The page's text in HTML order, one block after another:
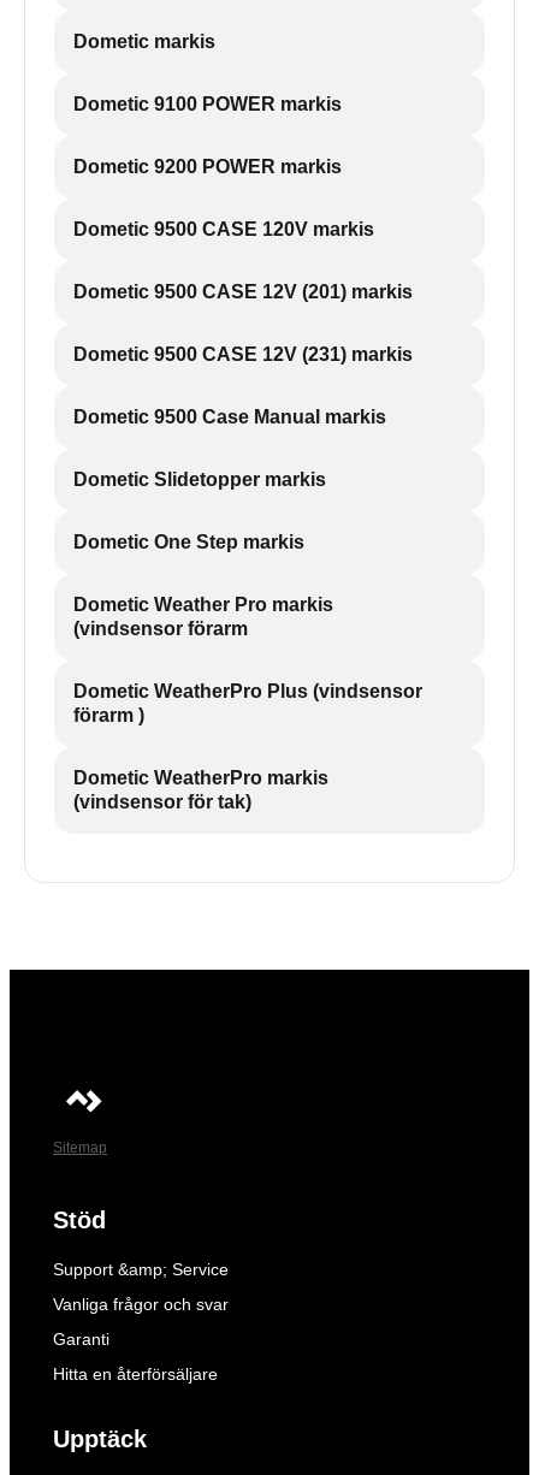
Dometic markis
Dometic 9100 POWER markis
Dometic 9200 POWER markis
Dometic 9500 CASE 120V markis
Dometic 9500 CASE 12V (201) markis
Dometic 9500 CASE 12V (231) markis
Dometic 9500 Case Manual markis
Dometic Slidetopper markis
Dometic One Step markis
Dometic Weather Pro markis
(vindsensor förarm
Dometic WeatherPro Plus (vindsensor
förarm )
Dometic WeatherPro markis
(vindsensor för tak)
Sitemap
Stöd
Support &amp; Service
Vanliga frågor och svar
Garanti
Hitta en återförsäljare
Upptäck